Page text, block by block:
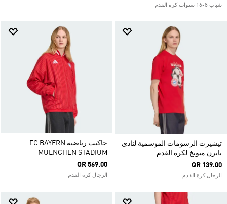
شباب 8-16 سنوات كرة القدم
تيشيرت الرسومات الموسمية لنادي
بايرن ميونخ لكرة القدم
QR 139.00
الرجال كرة القدم
جاكيت رياضية FC BAYERN
MUENCHEN STADIUM
QR 569.00
الرجال كرة القدم